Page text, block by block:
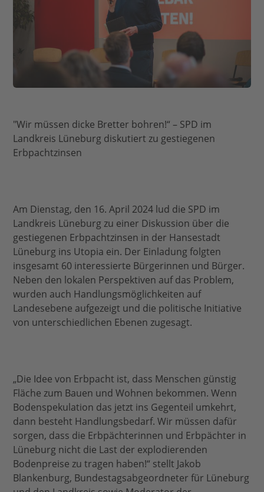
"Wir müssen dicke Bretter bohren!“ – SPD im
Landkreis Lüneburg diskutiert zu gestiegenen
Erbpachtzinsen
Am Dienstag, den 16. April 2024 lud die SPD im
Landkreis Lüneburg zu einer Diskussion über die
gestiegenen Erbpachtzinsen in der Hansestadt
Lüneburg ins Utopia ein. Der Einladung folgten
insgesamt 60 interessierte Bürgerinnen und Bürger.
Neben den lokalen Perspektiven auf das Problem,
wurden auch Handlungsmöglichkeiten auf
Landesebene aufgezeigt und die politische Initiative
von unterschiedlichen Ebenen zugesagt.
„Die Idee von Erbpacht ist, dass Menschen günstig
Fläche zum Bauen und Wohnen bekommen. Wenn
Bodenspekulation das jetzt ins Gegenteil umkehrt,
dann besteht Handlungsbedarf. Wir müssen dafür
sorgen, dass die Erbpächterinnen und Erbpächter in
Lüneburg nicht die Last der explodierenden
Bodenpreise zu tragen haben!“ stellt Jakob
Blankenburg, Bundestagsabgeordneter für Lüneburg